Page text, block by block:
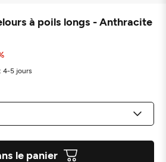
à poils longs - Anthracite
4-5 jours
le panier